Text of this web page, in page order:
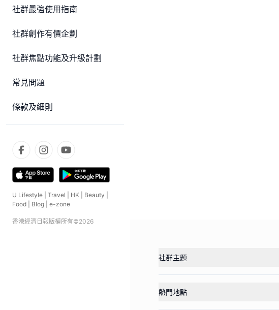
社群最強使用指南
社群創作有價企劃
社群焦點功能及升級計劃
常見問題
條款及細則
U Lifestyle Travel HK Beauty
Food
Blog e-zone
香港經濟日報版權所有©2026
社群主題
熱門地點